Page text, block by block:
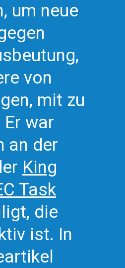
um neue
von
mit zu
war
an der
King
Task
die
ist. In